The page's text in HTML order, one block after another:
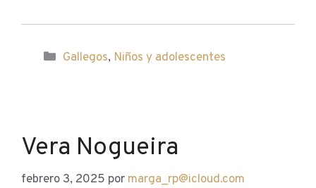
Categorías
Gallegos, Niños y adolescentes
Vera Nogueira
febrero 3, 2025 por marga_rp@icloud.com